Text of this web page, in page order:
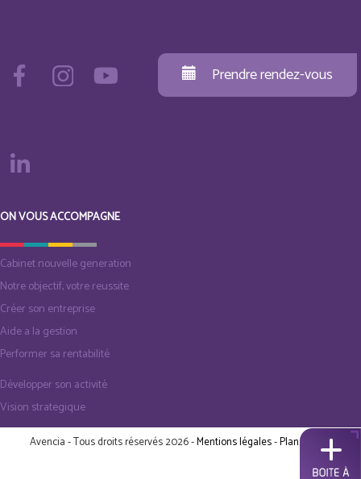
Prendre rendez-vous
ON VOUS ACCOMPAGNE
Cabinet nouvelle generation
Notre objectif, votre reussite
Créer son entreprise
Aide a la gestion
Performer sa rentabilité
Développer son activité
Vision strategique
Avencia - Tous droits réservés 2026 -Mentions légales-Plan du site